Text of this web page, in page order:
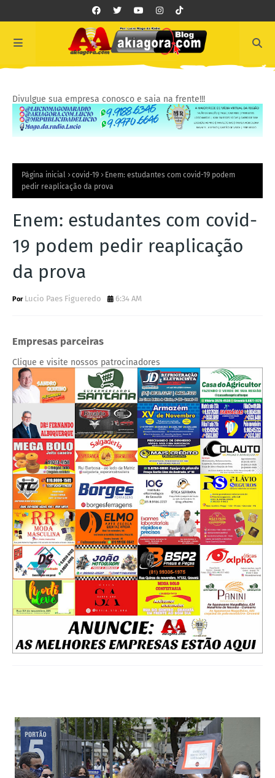
Divulgue sua empresa conosco e saia na frente!!!
Página inicial covid-19
Enem: estudantes com covid-19 podem
pedir reaplicação da prova
Enem: estudantes com covid-
19 podem pedir reaplicação
da prova
Lucio Paes Figueredo 6:34 AM
Empresas parceiras
Clique e visite nossos patrocinadores